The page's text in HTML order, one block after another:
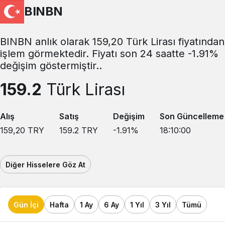
BINBN
BINBN anlık olarak 159,20 Türk Lirası fiyatından
işlem görmektedir. Fiyatı son 24 saatte -1.91%
değişim göstermiştir..
159.2 Türk Lirası
Alış
159,20 TRY
Satış
159.2 TRY
Değişim
-1.91%
Son Güncelleme
18:10:00
Diğer Hisselere Göz At
Gün İçi Hafta 1 Ay 6 Ay 1 Yıl 3 Yıl Tümü